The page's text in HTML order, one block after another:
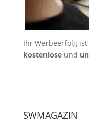
Ihr Werbeerfolg
kostenloseund
SWMAGAZIN